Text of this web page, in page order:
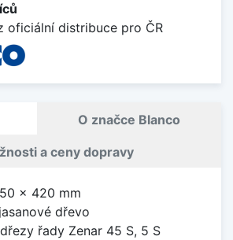
oficiální distribuce pro ČR
O značce Blanco
a ceny dopravy
x 420 mm
jasanové dřevo
řady Zenar 45 S, 5 S